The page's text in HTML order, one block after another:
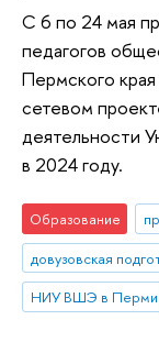
С 6 по 24 мая
педагогов
Пермского
сетевом
деятельности
в 2024 году.
Образование
довузовская
НИУ ВШЭ в Перми